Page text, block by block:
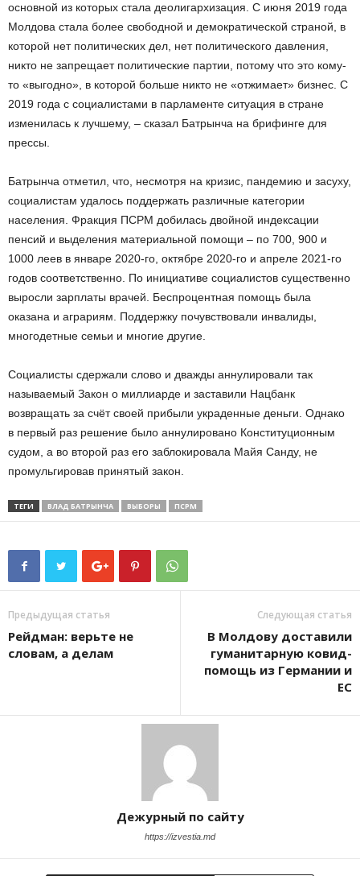
основной из которых стала деолигархизация. С июня 2019 года
Молдова стала более свободной и демократической страной, в
которой нет политических дел, нет политического давления,
никто не запрещает политические партии, потому что это кому-
то «выгодно», в которой больше никто не «отжимает» бизнес. С
2019 года с социалистами в парламенте ситуация в стране
изменилась к лучшему, – сказал Батрынча на брифинге для
прессы.
Батрынча отметил, что, несмотря на кризис, пандемию и засуху,
социалистам удалось поддержать различные категории
населения. Фракция ПСРМ добилась двойной индексации
пенсий и выделения материальной помощи – по 700, 900 и
1000 леев в январе 2020-го, октябре 2020-го и апреле 2021-го
годов соответственно. По инициативе социалистов существенно
выросли зарплаты врачей. Беспроцентная помощь была
оказана и аграриям. Поддержку почувствовали инвалиды,
многодетные семьи и многие другие.
Социалисты сдержали слово и дважды аннулировали так
называемый Закон о миллиарде и заставили Нацбанк
возвращать за счёт своей прибыли украденные деньги. Однако
в первый раз решение было аннулировано Конституционным
судом, а во второй раз его заблокировала Майя Санду, не
промульгировав принятый закон.
ТЕГИ ВЛАД БАТРЫНЧА ВЫБОРЫ ПСРМ
Предыдущая статья
Рейдман: верьте не
словам, а делам
Следующая статья
В Молдову доставили
гуманитарную ковид-
помощь из Германии и
ЕС
Дежурный по сайту
https://izvestia.md